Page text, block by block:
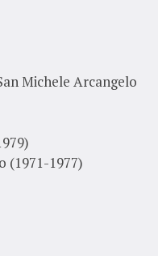
Michele Arcangelo
(1971-1977)